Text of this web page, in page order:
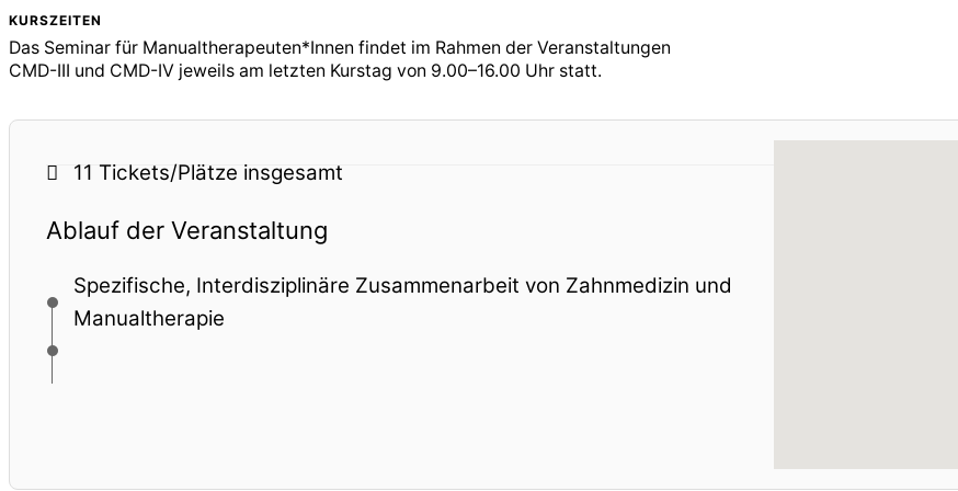
KURSZEITEN
Das Seminar für Manualtherapeuten*Innen findet im Rahmen der Veranstaltungen
CMD-III und CMD-IV jeweils am letzten Kurstag von 9.00–16.00 Uhr statt.
11 Tickets/Plätze insgesamt
Ablauf der Veranstaltung
Spezifische, Interdisziplinäre Zusammenarbeit von Zahnmedizin und
Manualtherapie